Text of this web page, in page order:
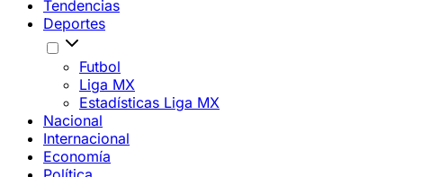
Tendencias
Deportes
Futbol
Liga MX
Estadísticas Liga MX
Nacional
Internacional
Economía